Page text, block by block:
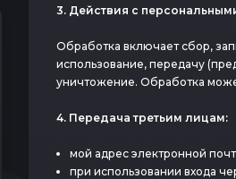
3. Действия с
Обработка включает сбор,
использование, передачу
уничтожение. Обработка
4. Передача третьим лицам:
мой адрес электронной
при использовании входа